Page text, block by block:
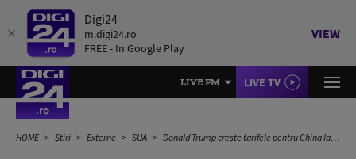
Digi24
m.digi24.ro
FREE - In Google Play
VIEW
LIVE FM LIVE TV
HOME Știri Externe SUA Donald Trump crește tarifele pentru China la 125% și amână cu 90 de zile aplicarea lor asupra țărilor care nu au luat măsuri reciproce